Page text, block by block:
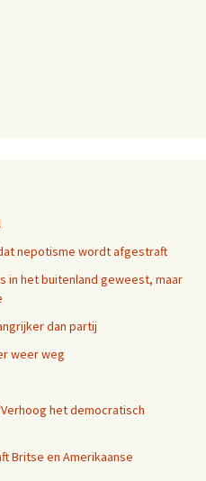
nepotisme wordt afgestraft
in het buitenland geweest, maar
dan partij
weer weg
het democratisch
Britse en Amerikaanse